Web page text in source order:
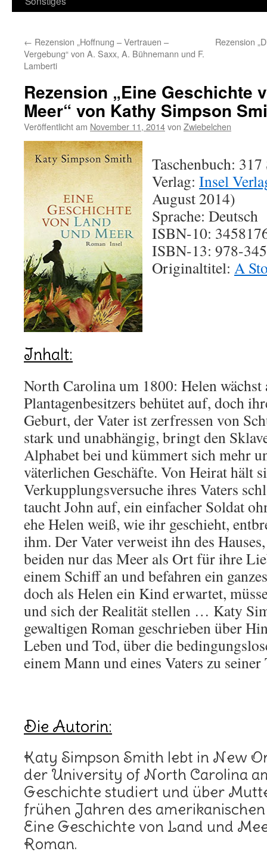
← Rezension „Hoffnung – Vertrauen –
Vergebung“ von A. Saxx, A. Bühnemann und F.
Lamberti
Rezension
Rezension „Eine Geschichte
Meer“ von Kathy Simpson
Veröffentlicht am November 11, 2014von Zwiebelchen
Taschenbuch: 317
Verlag: Insel
August 2014)
Sprache: Deutsch
ISBN-10:
ISBN-13: 978-
Originaltitel: A
Inhalt:
North Carolina um 1800: Helen wächst
Plantagenbesitzers behütet auf, doch
Geburt, der Vater ist zerfressen von
stark und unabhängig, bringt den
Alphabet bei und kümmert sich mehr
väterlichen Geschäfte. Von Heirat hält
Verkupplungsversuche ihres Vaters
taucht John auf, ein einfacher Soldat
ehe Helen weiß, wie ihr geschieht,
ihm. Der Vater verweist ihn des
beiden nur das Meer als Ort für ihre
einem Schiff an und befahren ein
doch als Helen ein Kind erwartet,
und sich der Realität stellen … Katy
gewaltigen Roman geschrieben über
Leben und Tod, über die
einem Mann und eines Vaters zu seiner
Die Autorin:
Katy Simpson Smith lebt in New
der University of North Carolina
Geschichte studiert und über
frühen Jahren des
Eine Geschichte von Land und
Roman.